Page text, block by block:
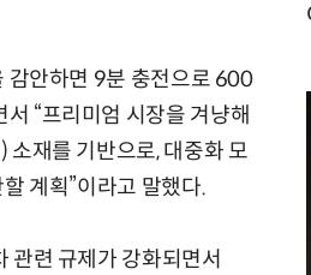
감안하면 9분 충전으로 600
“프리미엄 시장을 겨냥해
재를 기반으로, 대중화 모
계획”이라고 말했다.
관련 규제가 강화되면서